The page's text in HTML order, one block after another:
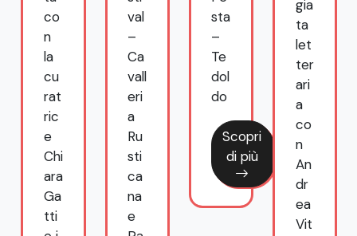
co
n
la
cu
rat
ric
e
Chi
ara
Ga
tti
val
–
Ca
vall
eri
a
Ru
sti
ca
na
e
sta
–
Te
dol
do
Scopri
di più
re
ali”:
a
Bel
pa
ss
gia